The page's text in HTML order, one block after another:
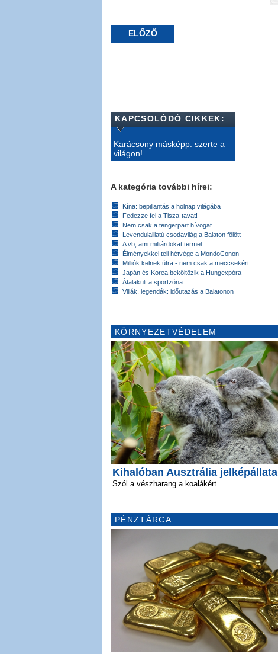
ELŐZŐ
KAPCSOLÓDÓ CIKKEK:
Karácsony másképp: szerte a
világon!
A kategória további hírei:
Kína: bepillantás a holnap világába
Fedezze fel a Tisza-tavat!
Nem csak a tengerpart hívogat
Levendulaillatú csodavilág a Balaton fölött
A vb, ami milliárdokat termel
Élményekkel teli hétvége a MondoConon
Milliók kelnek útra - nem csak a meccsekért
Japán és Korea beköltözik a Hungexpóra
Átalakult a sportzóna
Villák, legendák: időutazás a Balatonon
KÖRNYEZETVÉDELEM
Kihalóban Ausztrália jelképállata
Szól a vészharang a koalákért
PÉNZTÁRCA